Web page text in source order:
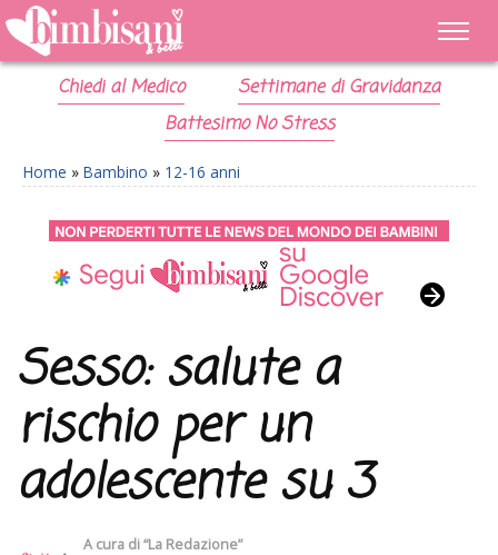
Chiedi al Medico
Settimane di Gravidanza
Battesimo No Stress
Home » Bambino » 12-16 anni
Sesso: salute a
rischio per un
adolescente su 3
A cura di“La Redazione”